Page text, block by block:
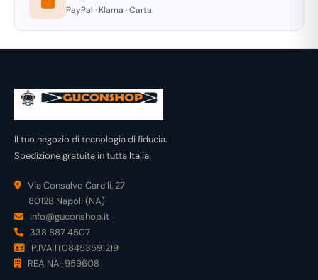
PayPal · Klarna · Carta
Il tuo negozio di tecnologia di fiducia.
Spedizione gratuita in tutta Italia.
Via Consalvo Carelli, 27
80128 Napoli (NA)
info@guconshop.it
338 887 4507
P.IVA IT08453591219
REA NA-959608